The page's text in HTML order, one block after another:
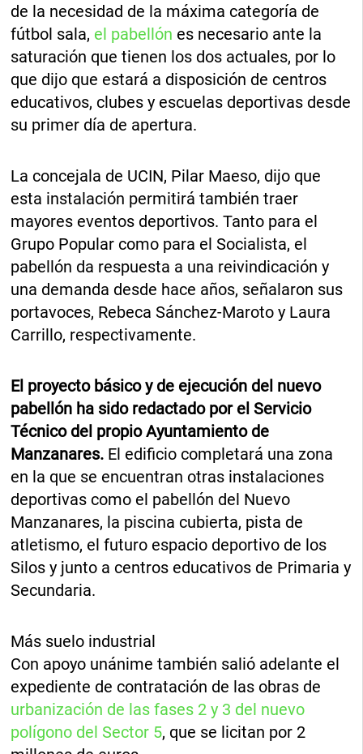
de la necesidad de la máxima categoría de
fútbol sala, el pabellón es necesario ante la
saturación que tienen los dos actuales, por lo
que dijo que estará a disposición de centros
educativos, clubes y escuelas deportivas desde
su primer día de apertura.
La concejala de UCIN, Pilar Maeso, dijo que
esta instalación permitirá también traer
mayores eventos deportivos. Tanto para el
Grupo Popular como para el Socialista, el
pabellón da respuesta a una reivindicación y
una demanda desde hace años, señalaron sus
portavoces, Rebeca Sánchez-Maroto y Laura
Carrillo, respectivamente.
El proyecto básico y de ejecución del nuevo
pabellón ha sido redactado por el Servicio
Técnico del propio Ayuntamiento de
Manzanares. El edificio completará una zona
en la que se encuentran otras instalaciones
deportivas como el pabellón del Nuevo
Manzanares, la piscina cubierta, pista de
atletismo, el futuro espacio deportivo de los
Silos y junto a centros educativos de Primaria y
Secundaria.
Más suelo industrial
Con apoyo unánime también salió adelante el
expediente de contratación de las obras de
urbanización de las fases 2 y 3 del nuevo
polígono del Sector 5, que se licitan por 2